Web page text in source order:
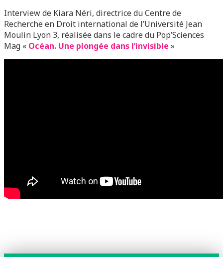
Interview de Kiara Néri, directrice du Centre de
Recherche en Droit international de l’Université Jean
Moulin Lyon 3, réalisée dans le cadre du Pop’Sciences
Mag « Océan. Une plongée dans l’invisible »